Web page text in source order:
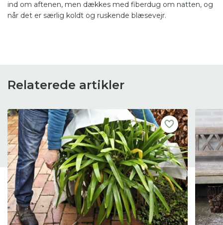
ind om aftenen, men dækkes med fiberdug om natten, og
når det er særlig koldt og ruskende blæsevejr.
Relaterede artikler